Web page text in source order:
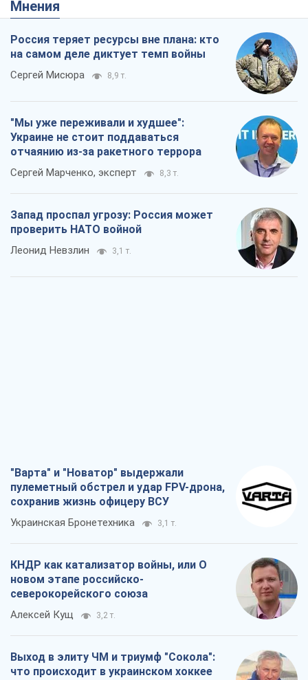
Мнения
Россия теряет ресурсы вне плана: кто
на самом деле диктует темп войны
Сергей Мисюра 8,9 т.
"Мы уже переживали и худшее":
Украине не стоит поддаваться
отчаянию из-за ракетного террора
Сергей Марченко, эксперт 8,3 т.
Запад проспал угрозу: Россия может
проверить НАТО войной
Леонид Невзлин 3,1 т.
"Варта" и "Новатор" выдержали
пулеметный обстрел и удар FPV-дрона,
сохранив жизнь офицеру ВСУ
Украинская Бронетехника 3,1 т.
КНДР как катализатор войны, или О
новом этапе российско-
северокорейского союза
Алексей Кущ 3,2 т.
Выход в элиту ЧМ и триумф "Сокола":
что происходит в украинском хоккее